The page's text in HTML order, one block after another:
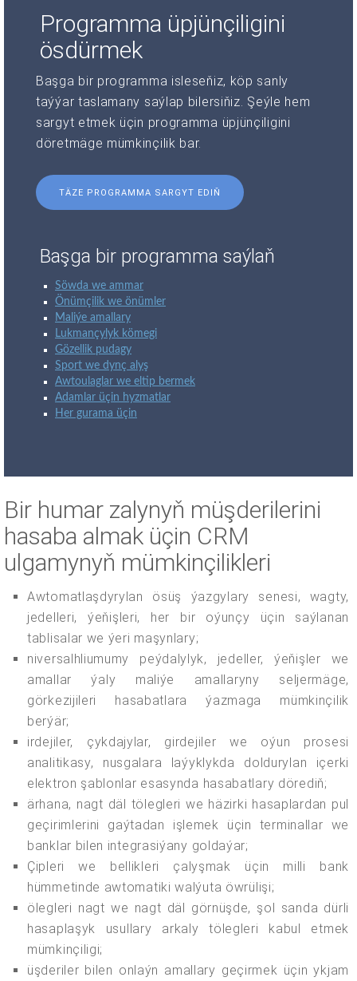
Programma üpjünçiligini
ösdürmek
Başga bir programma isleseňiz, köp sanly
taýýar taslamany saýlap bilersiňiz. Şeýle hem
sargyt etmek üçin programma üpjünçiligini
döretmäge mümkinçilik bar.
TÄZE PROGRAMMA SARGYT EDIŇ
Başga bir programma saýlaň
Söwda we ammar
Önümçilik we önümler
Maliýe amallary
Lukmançylyk kömegi
Gözellik pudagy
Sport we dynç alyş
Awtoulaglar we eltip bermek
Adamlar üçin hyzmatlar
Her gurama üçin
Bir humar zalynyň müşderilerini
hasaba almak üçin CRM
ulgamynyň mümkinçilikleri
Awtomatlaşdyrylan ösüş ýazgylary senesi, wagty,
jedelleri, ýeňişleri, her bir oýunçy üçin saýlanan
tablisalar we ýeri maşynlary;
niversalhliumumy peýdalylyk, jedeller, ýeňişler we
amallar ýaly maliýe amallaryny seljermäge,
görkezijileri hasabatlara ýazmaga mümkinçilik
berýär;
irdejiler, çykdajylar, girdejiler we oýun prosesi
analitikasy, nusgalara laýyklykda doldurylan içerki
elektron şablonlar esasynda hasabatlary dörediň;
ärhana, nagt däl tölegleri we häzirki hasaplardan pul
geçirimlerini gaýtadan işlemek üçin terminallar we
banklar bilen integrasiýany goldaýar;
Çipleri we bellikleri çalyşmak üçin milli bank
hümmetinde awtomatiki walýuta öwrülişi;
ölegleri nagt we nagt däl görnüşde, şol sanda dürli
hasaplaşyk usullary arkaly tölegleri kabul etmek
mümkinçiligi;
üşderiler bilen onlaýn amallary geçirmek üçin ykjam